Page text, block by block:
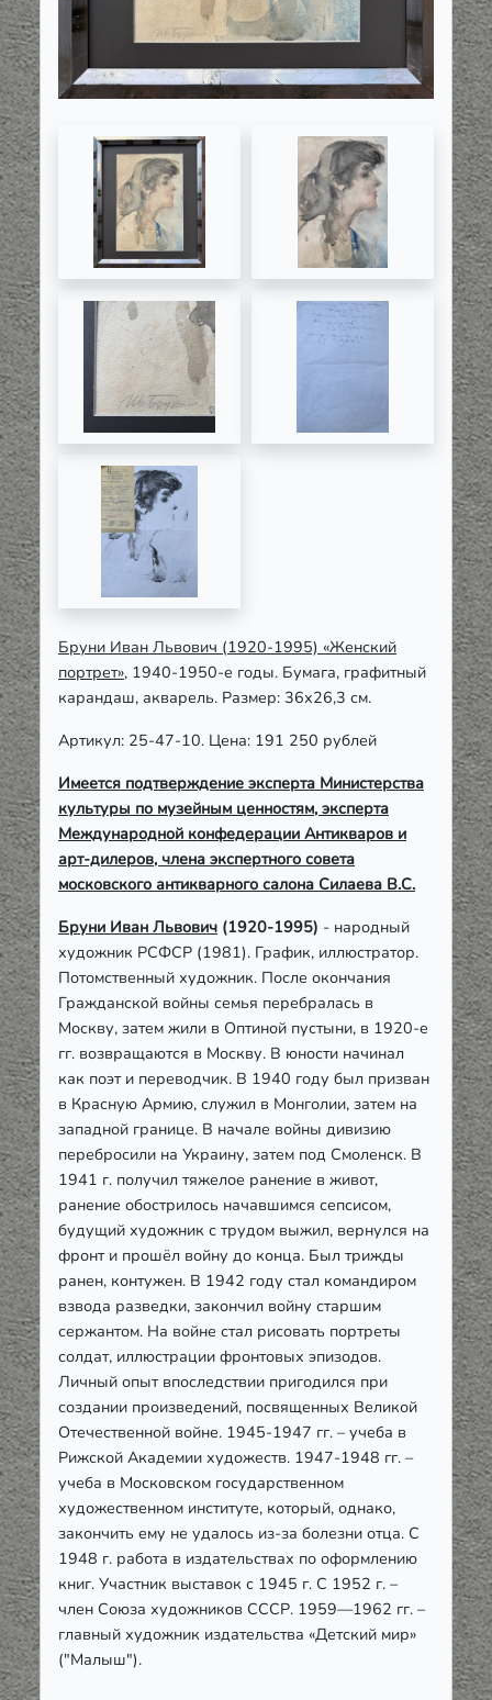
Бруни Иван Львович (1920-1995) «Женский
портрет», 1940-1950-е годы. Бумага, графитный
карандаш, акварель. Размер: 36х26,3 см.
Артикул: 25-47-10. Цена: 191 250 рублей
Имеется подтверждение эксперта Министерства
культуры по музейным ценностям, эксперта
Международной конфедерации Антикваров и
арт-дилеров, члена экспертного совета
московского антикварного салона Силаева В.С.
Бруни Иван Львович (1920-1995) - народный
художник РСФСР (1981). График, иллюстратор.
Потомственный художник. После окончания
Гражданской войны семья перебралась в
Москву, затем жили в Оптиной пустыни, в 1920-е
гг. возвращаются в Москву. В юности начинал
как поэт и переводчик. В 1940 году был призван
в Красную Армию, служил в Монголии, затем на
западной границе. В начале войны дивизию
перебросили на Украину, затем под Смоленск. В
1941 г. получил тяжелое ранение в живот,
ранение обострилось начавшимся сепсисом,
будущий художник с трудом выжил, вернулся на
фронт и прошёл войну до конца. Был трижды
ранен, контужен. В 1942 году стал командиром
взвода разведки, закончил войну старшим
сержантом. На войне стал рисовать портреты
солдат, иллюстрации фронтовых эпизодов.
Личный опыт впоследствии пригодился при
создании произведений, посвященных Великой
Отечественной войне. 1945-1947 гг. – учеба в
Рижской Академии художеств. 1947-1948 гг. –
учеба в Московском государственном
художественном институте, который, однако,
закончить ему не удалось из-за болезни отца. С
1948 г. работа в издательствах по оформлению
книг. Участник выставок с 1945 г. С 1952 г. –
член Союза художников СССР. 1959—1962 гг. –
главный художник издательства «Детский мир»
("Малыш").